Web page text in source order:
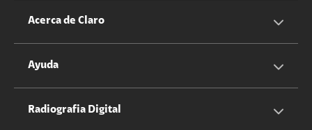
Servicios Móviles
Acerca de Claro
Información Corporativa
Ayuda
Cotizador servicios móviles
Radiografia Digital